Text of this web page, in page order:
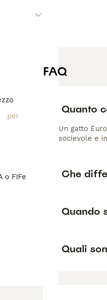
o FIFe
FAQ
Quanto
Un gatto
socievole e
Che
Quando
Quali